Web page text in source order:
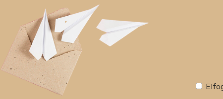
mozdulattervezőként lépett egyre
előrébb. Rendezőként a
legismertebb munkája a Vízipók-
Csodapók társrendezése,
rendezése, emellett számtalan
magyar és külföldi filmben
tervezett, rendezett, képes